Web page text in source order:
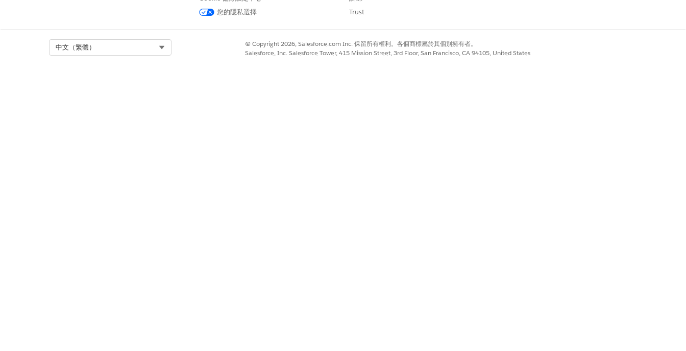
工作」索引標籤,並確認已附加動作計畫上的每個工作都標記為完成。
決定是否要關閉問題,或在需要更多工作時再次開啟問題。
如果證據支援結束,請按一下「
將問題狀態標記為完成」以結束問題。
如果證據不完整或修正不滿意,請在狀態路徑中選取「未結束」或「進行修復中」,然後按一下「將問題狀態標記為目前狀態」。
您的隱私選擇
Trust
中文（繁體）
© Copyright 2026, Salesforce.com Inc. 保留所有權利。各個商標屬於其個別擁有者。
Salesforce, Inc. Salesforce Tower, 415 Mission Street, 3rd Floor, San Francisco, CA 94105, United States